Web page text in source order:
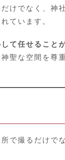
けでなく、神
ています。
て任せること
聖な空間を尊
で撮るだけで